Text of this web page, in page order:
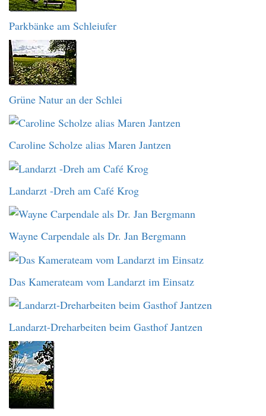
Parkbänke am Schleiufer
Grüne Natur an der Schlei
Caroline Scholze alias Maren Jantzen
Landarzt -Dreh am Café Krog
Wayne Carpendale als Dr. Jan Bergmann
Das Kamerateam vom Landarzt im Einsatz
Landarzt-Dreharbeiten beim Gasthof Jantzen